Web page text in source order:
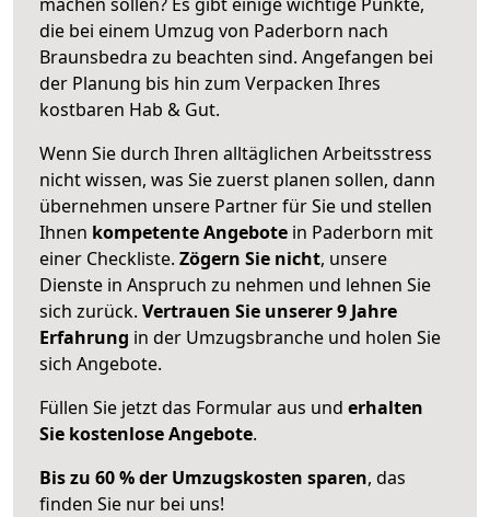
die bei einem Umzug von Paderborn nach
Braunsbedra zu beachten sind. Angefangen bei
der Planung bis hin zum Verpacken Ihres
kostbaren Hab & Gut.
Wenn Sie durch Ihren alltäglichen Arbeitsstress
nicht wissen, was Sie zuerst planen sollen, dann
übernehmen unsere Partner für Sie und stellen
Ihnen kompetente Angebote in Paderborn mit
einer Checkliste. Zögern Sie nicht, unsere
Dienste in Anspruch zu nehmen und lehnen Sie
sich zurück. Vertrauen Sie unserer 9 Jahre
Erfahrung in der Umzugsbranche und holen Sie
sich Angebote.
Füllen Sie jetzt das Formular aus und erhalten
Sie kostenlose Angebote.
Bis zu 60 % der Umzugskosten sparen, das
finden Sie nur bei uns!